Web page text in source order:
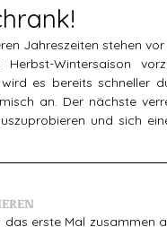
immer lieblinge
Jahreszeiten stehen
Wintersaison
es bereits schneller
an. Der nächste
und sich
erste Mal zusammen